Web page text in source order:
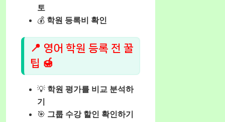
토
💰 학원 등록비 확인
📍 영어 학원 등록 전 꿀
팁 🍯
💡 학원 평가를 비교 분석하
기
🎯 그룹 수강 할인 확인하기